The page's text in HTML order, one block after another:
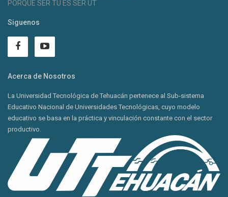
PORQUE SER TÚ ES SER UT
Siguenos
Acerca de Nosotros
La Universidad Tecnológica de Tehuacán pertenece al Sub-sistema
Educativo Nacional de Universidades Tecnológicas, cuyo modelo
educativo se basa en la práctica y vinculación constante con el sector
productivo.